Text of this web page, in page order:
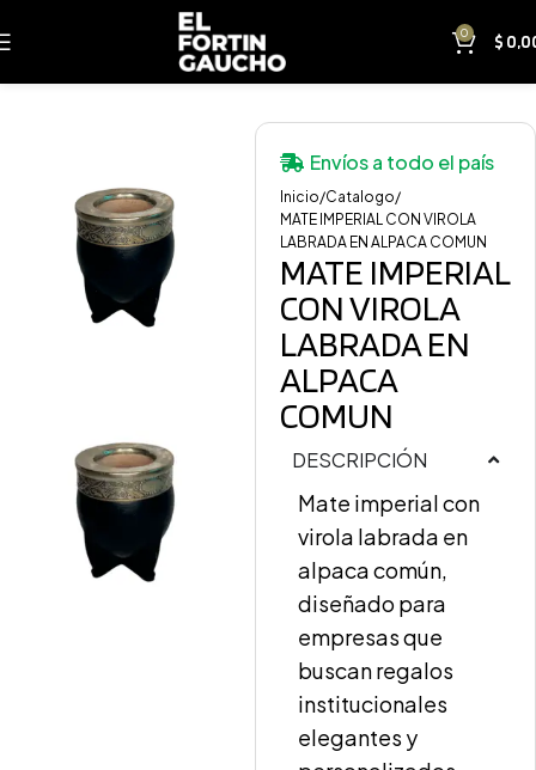
0 $
Inicio Catalogo
MATE IMPERIAL CON VIROLA
LABRADA EN ALPACA COMUN
Envíos a todo el país
MATE IMPERIAL
CON VIROLA
LABRADA EN
ALPACA
COMUN
DESCRIPCIÓN
Mate imperial con
virola labrada en
alpaca común,
diseñado para
empresas que
buscan regalos
institucionales
elegantes y